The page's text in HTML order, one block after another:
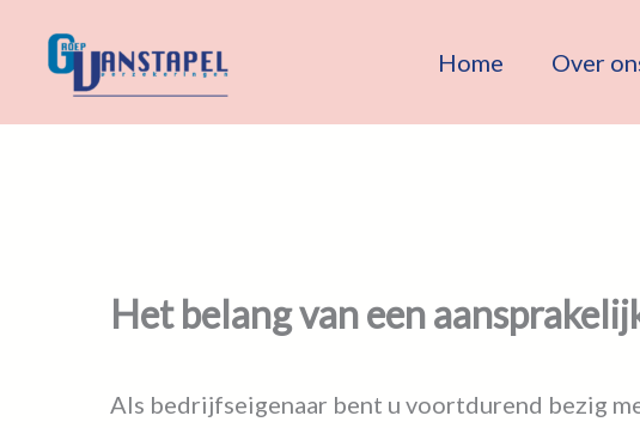
Home Over
Het belang van een
Als bedrijfseigenaar bent u voortdurend bezig